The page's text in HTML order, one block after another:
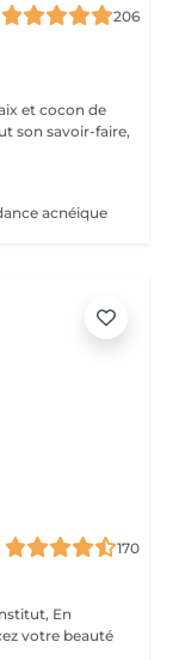
206
et cocon de
son savoir-faire,
acnéique
170
votre beauté